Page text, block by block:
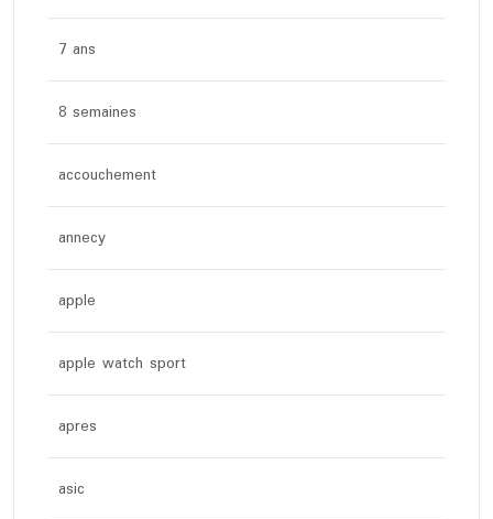
7 ans
8 semaines
accouchement
annecy
apple
apple watch sport
apres
asic